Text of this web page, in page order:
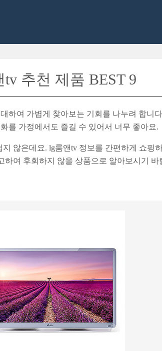
tv 추천 제품 BEST 9
하여 가볍게 찾아보는 기회를 나누려 합니
를 가정에서도 즐길 수 있어서 너무 좋아요.
않은데요. lg룸앤tv 정보를 간편하게 쇼핑
하여 후회하지 않을 상품으로 알아보시기 바